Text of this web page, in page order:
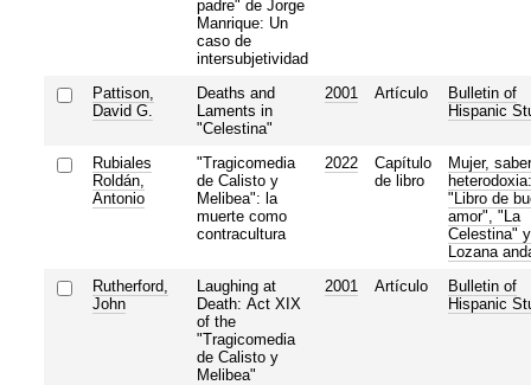
padre" de Jorge
Manrique: Un
caso de
intersubjetividad
Pattison,
David G.
Deaths and
Laments in
"Celestina"
2001 Artículo
Bulletin of
Hispanic
Rubiales
Roldán,
Antonio
"Tragicomedia
de Calisto y
Melibea": la
muerte como
contracultura
2022
Capítulo
de libro
Mujer,
heterodoxia:
"Libro de
amor", "La
Celestina"
Lozana
Rutherford,
John
Laughing at
Death: Act XIX
of the
"Tragicomedia
de Calisto y
Melibea"
2001 Artículo
Bulletin of
Hispanic